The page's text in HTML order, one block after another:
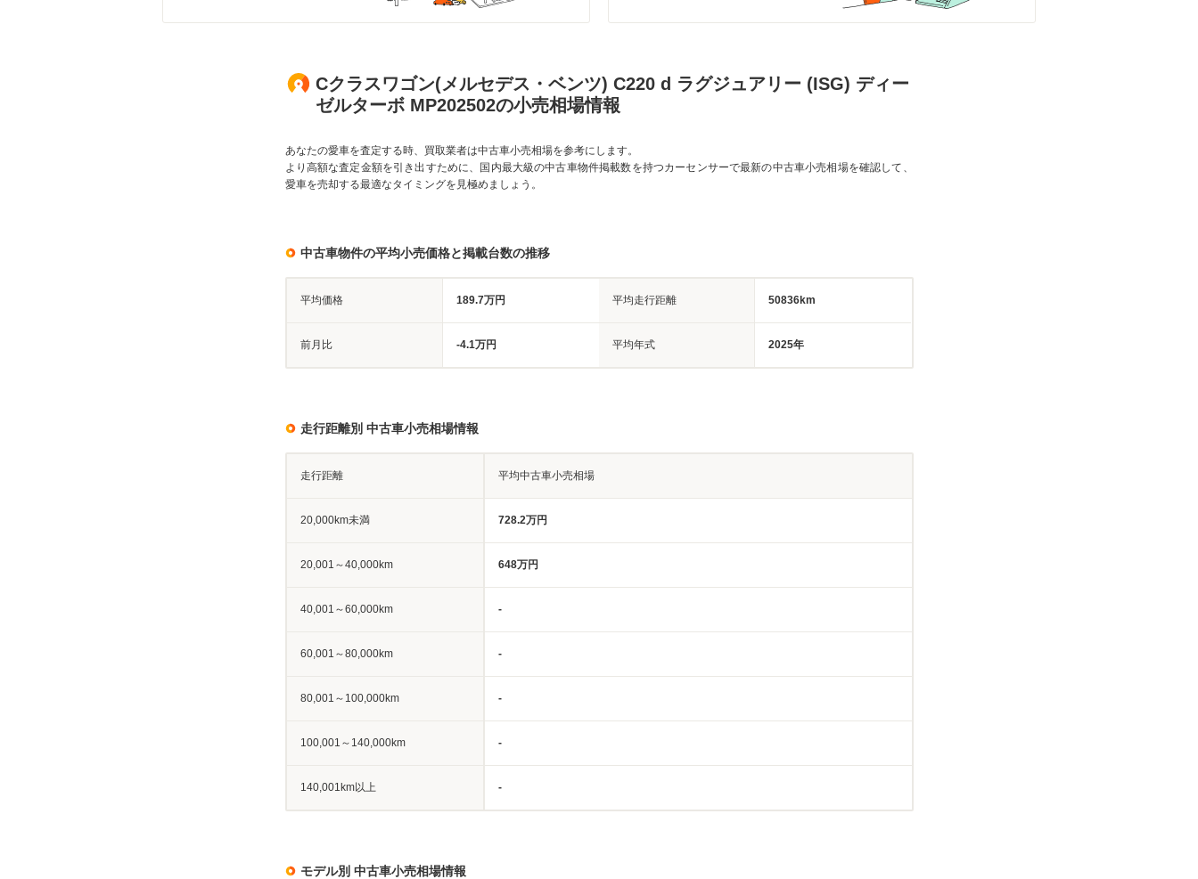
Cクラスワゴン(メルセデス・ベンツ) C220 d ラグジュアリー (ISG) ディー
ゼルターボ MP202502の小売相場情報
あなたの愛車を査定する時、買取業者は中古車小売相場を参考にします。
より高額な査定金額を引き出すために、国内最大級の中古車物件掲載数を持つカーセンサーで最新の中古車小売相場を確認して、
愛車を売却する最適なタイミングを見極めましょう。
中古車物件の平均小売価格と掲載台数の推移
平均価格 189.7万円 平均走行距離 50836km
前月比 -4.1万円 平均年式 2025年
走行距離別 中古車小売相場情報
走行距離 平均中古車小売相場
20,000km未満 728.2万円
20,001～40,000km 648万円
40,001～60,000km -
60,001～80,000km -
80,001～100,000km -
100,001～140,000km -
140,001km以上 -
モデル別 中古車小売相場情報